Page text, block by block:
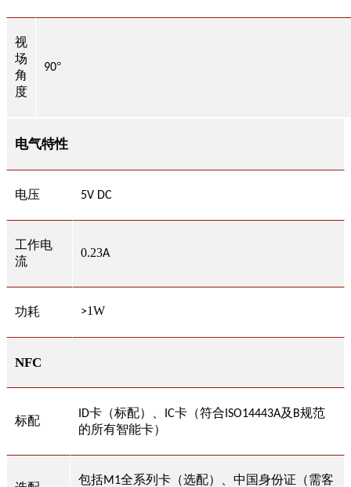
视
场
角
度
90°
电气特性
电压 5V DC
工作电
流
0.23A
功耗 >1W
NFC
标配 ID卡（标配）、 IC卡（符合ISO14443A及 B规范
的所有智能卡）
包括M1全系列卡（选配）、中国身份证（需客